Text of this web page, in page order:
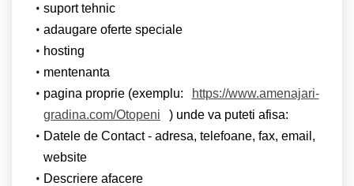
suport tehnic
adaugare oferte speciale
hosting
mentenanta
pagina proprie (exemplu:
https://www.amenajari-
gradina.com/Otopeni
) unde va puteti afisa:
Datele de Contact - adresa, telefoane, fax, email,
website
Descriere afacere